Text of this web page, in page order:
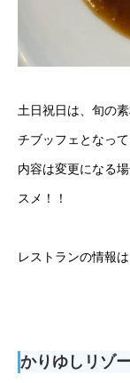
土日祝日は、旬の
チブッフェとなって
内容は変更になる
スメ！！
レストランの情報は
かりゆしリゾ